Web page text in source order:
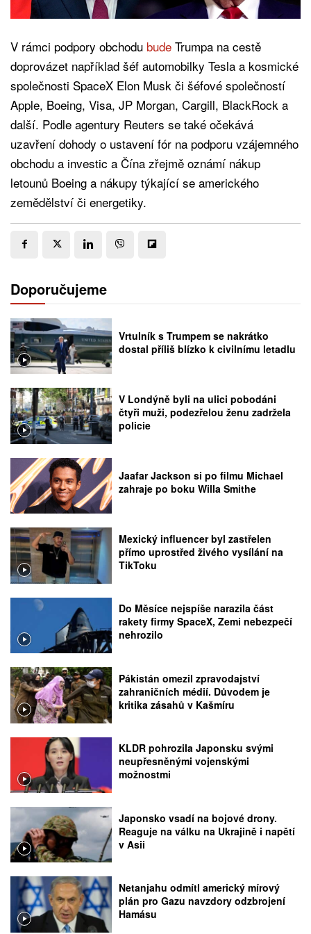
V rámci podpory obchodu bude Trumpa na cestě
doprovázet například šéf automobilky Tesla a kosmické
společnosti SpaceX Elon Musk či šéfové společností
Apple, Boeing, Visa, JP Morgan, Cargill, BlackRock a
další. Podle agentury Reuters se také očekává
uzavření dohody o ustavení fór na podporu vzájemného
obchodu a investic a Čína zřejmě oznámí nákup
letounů Boeing a nákupy týkající se amerického
zemědělství či energetiky.
Doporučujeme
Vrtulník s Trumpem se nakrátko
dostal příliš blízko k civilnímu letadlu
V Londýně byli na ulici pobodáni
čtyři muži, podezřelou ženu zadržela
policie
Jaafar Jackson si po filmu Michael
zahraje po boku Willa Smithe
Mexický influencer byl zastřelen
přímo uprostřed živého vysílání na
TikToku
Do Měsíce nejspíše narazila část
rakety firmy SpaceX, Zemi nebezpečí
nehrozilo
Pákistán omezil zpravodajství
zahraničních médií. Důvodem je
kritika zásahů v Kašmíru
KLDR pohrozila Japonsku svými
neupřesněnými vojenskými
možnostmi
Japonsko vsadí na bojové drony.
Reaguje na válku na Ukrajině i napětí
v Asii
Netanjahu odmítl americký mírový
plán pro Gazu navzdory odzbrojení
Hamásu